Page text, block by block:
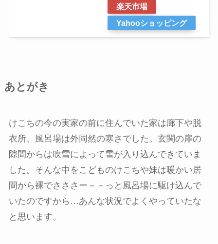
楽天市場
Yahooショッピング
あとがき
けこちの今の実家の前に住んでいた家は廊下や脱
衣所、風呂場は外同然の寒さでした。玄関の扉の
隙間からは吹雪によって雪が入り込んできていま
した。そんな中をこどものけこちや妹は暖かい居
間から裸でさささー－－っと風呂場に駆け込んで
いたのですから…あんな状況でよくやっていたな
と思います。